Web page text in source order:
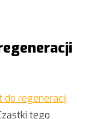
do regeneracji
tego